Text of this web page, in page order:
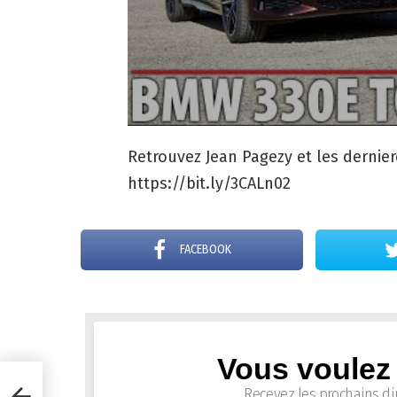
Retrouvez Jean Pagezy et les
https://bit.ly/3CALn02
FACEBOOK
NewsletterVous